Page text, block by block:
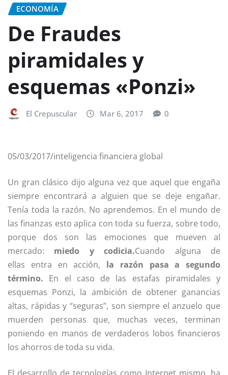
ECONOMÍA
De Fraudes
piramidales y
esquemas «Ponzi»
El Crepuscular Mar 6, 2017 0
05/03/2017/inteligencia financiera global
Un gran clásico dijo alguna vez que aquel que engaña
siempre encontrará a alguien que se deje engañar.
Tenía toda la razón. No aprendemos. En el mundo de
las finanzas esto aplica con toda su fuerza, sobre todo,
porque dos son las emociones que mueven al
mercado: miedo y codicia.Cuando alguna de
ellas entra en acción, la razón pasa a segundo
término. En el caso de las estafas piramidales y
esquemas Ponzi, la ambición de obtener ganancias
altas, rápidas y “seguras”, son siempre el anzuelo que
muerden personas que, muchas veces, terminan
poniendo en manos de verdaderos lobos financieros
los ahorros de toda su vida.